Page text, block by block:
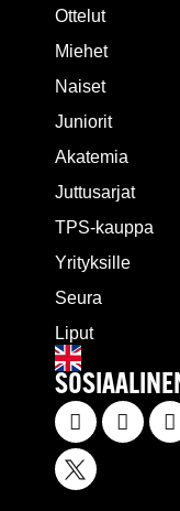
Ottelut
Miehet
Naiset
Juniorit
Akatemia
Juttusarjat
TPS-kauppa
Yrityksille
Seura
Liput